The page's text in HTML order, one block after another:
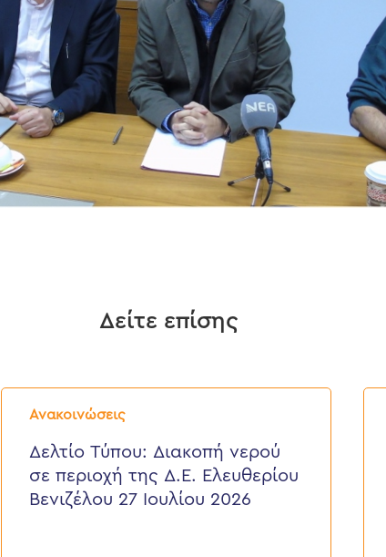
Δείτε επίσης
Ανακοινώσεις
Δελτίο
Τύπου:
νερού
περιοχή
Δελτίο Τύπου: Διακοπή νερού
σε περιοχή της Δ.Ε. Ελευθερίου
Βενιζέλου 27 Ιουλίου 2026